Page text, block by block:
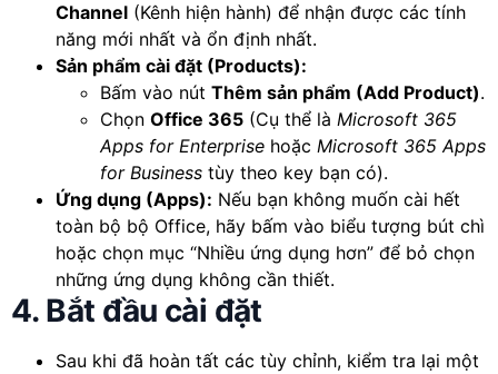
Channel (Kênh hiện hành) để nhận được các tính
năng mới nhất và ổn định nhất.
Sản phẩm cài đặt (Products):
Bấm vào nút Thêm sản phẩm (Add Product).
Chọn Office 365 (Cụ thể là Microsoft 365
Apps for Enterprise hoặc Microsoft 365 Apps
for Business tùy theo key bạn có).
Ứng dụng (Apps): Nếu bạn không muốn cài hết
toàn bộ bộ Office, hãy bấm vào biểu tượng bút chì
hoặc chọn mục “Nhiều ứng dụng hơn” để bỏ chọn
những ứng dụng không cần thiết.
4. Bắt đầu cài đặt
Sau khi đã hoàn tất các tùy chỉnh, kiểm tra lại một